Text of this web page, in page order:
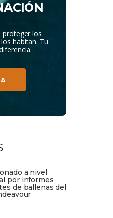
proteger los
habitan. Tu
a nivel
por informes
de ballenas del